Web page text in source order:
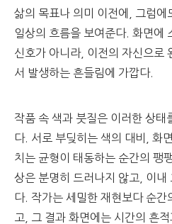
삶의 목표나 의미 이전에, 그럼에
일상의 흐름을 보여준다. 화면에
신호가 아니라, 이전의 자신으로
서 발생하는 흔들림에 가깝다.
작품 속 색과 붓질은 이러한 상태
다. 서로 부딪히는 색의 대비, 화
치는 균형이 태동하는 순간의 팽
상은 분명히 드러나지 않고, 이내
다. 작가는 세밀한 재현보다 순
고, 그 결과 화면에는 시간의 흔